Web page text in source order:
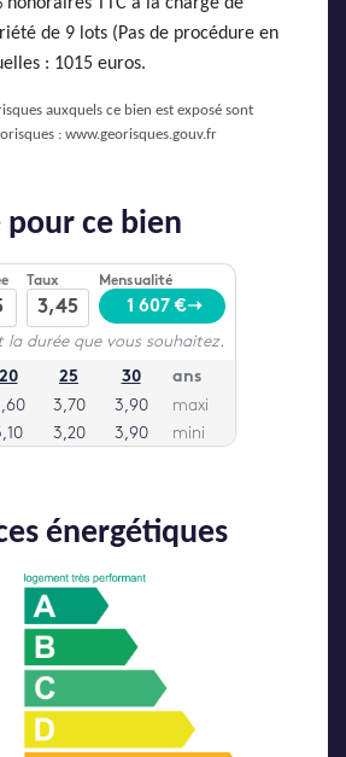
de 9 lots (Pas de procédure en
: 1015 euros.
auxquels ce bien est exposé sont
: www.georisques.gouv.fr
énergétiques
ce bien